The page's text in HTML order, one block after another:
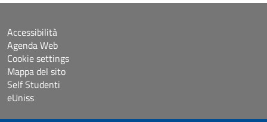
Accessibilità
Agenda Web
Cookie settings
Mappa del sito
Self Studenti
eUniss